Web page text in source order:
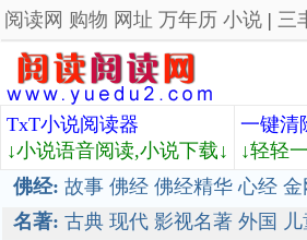
阅读网 购物 网址 万年历 小说 | 三
TxT小说阅读器
↓小说语音阅读,小说下载↓
一键清
↓轻轻
佛经: 故事 佛经 佛经精华 心经 金
名著: 古典 现代 影视名著 外国